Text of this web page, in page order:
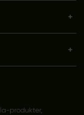
produkter,